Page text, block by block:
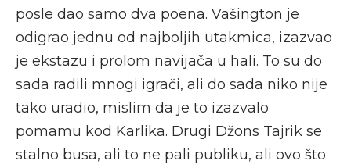
posle dao samo dva poena. Vašington je
odigrao jednu od najboljih utakmica, izazvao
je ekstazu i prolom navijača u hali. To su do
sada radili mnogi igrači, ali do sada niko nije
tako uradio, mislim da je to izazvalo
pomamu kod Karlika. Drugi Džons Tajrik se
stalno busa, ali to ne pali publiku, ali ovo što